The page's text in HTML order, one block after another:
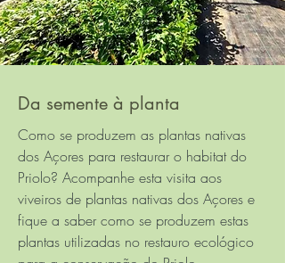
Da semente à planta
Como se produzem as plantas nativas
dos Açores para restaurar o habitat do
Priolo? Acompanhe esta visita aos
viveiros de plantas nativas dos Açores e
fique a saber como se produzem estas
plantas utilizadas no restauro ecológico